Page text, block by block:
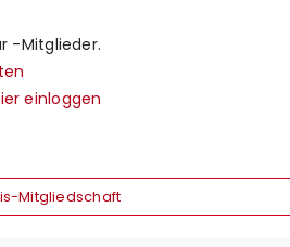
-Mitglieder.
einloggen
Mitgliedschaft